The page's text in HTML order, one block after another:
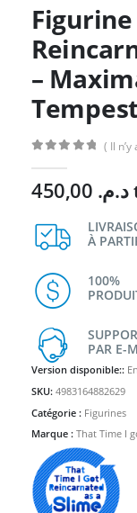
–
( Il
د.م.
À
100%
PAR E-
Version disponible::
SKU: 4983164882629
Catégorie : Figurines
Marque : That Time I